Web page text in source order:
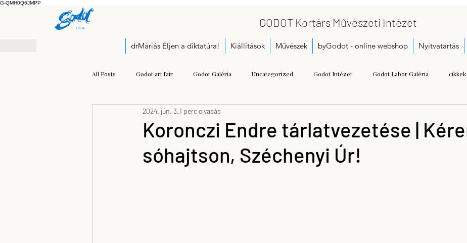
G-QMH0Q6JMPP
GODOT Kortárs Művészeti Intézet
drMáriás Éljen a diktatúra! Kiállítások Művészek byGodot - online webshop Nyitvatartás
All Posts Godot art fair Godot Galéria Uncategorized Godot Intézet Godot Labor Galéria
Pályázati felhívás
Kis Prumik Zoltán Call for proposals Gáspár Annamária
Koronczi Endre tárlatvezetése |
sóhajtson, Széchenyi Úr!
2024. jún. 3. 1 perc olvasás